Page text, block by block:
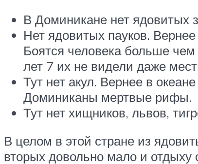
В Доминикане нет ядовитых
Нет ядовитых пауков.
Боятся человека больше чем
лет 7 их не видели даже
Тут нет акул. Вернее в
Доминиканы мертвые рифы.
Тут нет хищников, львов,
В целом в этой стране из
вторых довольно мало и